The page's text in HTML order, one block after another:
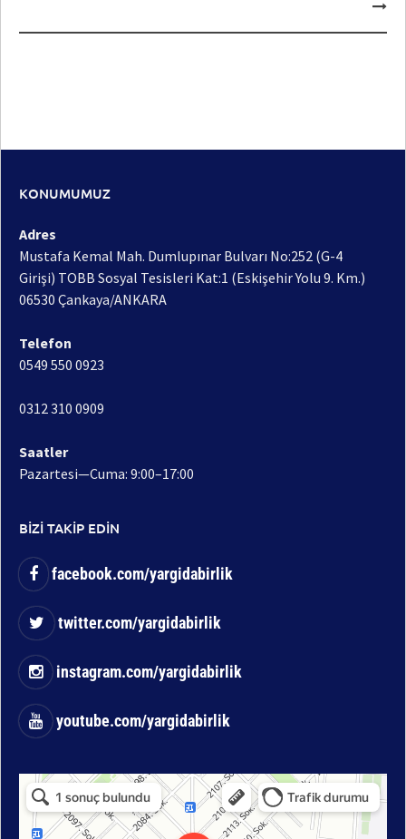
KONUMUMUZ
Adres
Mustafa Kemal Mah. Dumlupınar Bulvarı No:252 (G-4
Girişi) TOBB Sosyal Tesisleri Kat:1 (Eskişehir Yolu 9. Km.)
06530 Çankaya/ANKARA
Telefon
0549 550 0923
0312 310 0909
Saatler
Pazartesi—Cuma: 9:00–17:00
BİZİ TAKİP EDİN
facebook.com/yargidabirlik
twitter.com/yargidabirlik
instagram.com/yargidabirlik
youtube.com/yargidabirlik